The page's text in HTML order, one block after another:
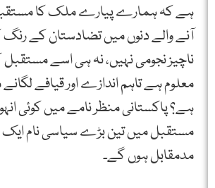
ہے کہ ہمارے پیارے ملک کا
آنے والے دنوں میں تضادستان کے رنگ
ناچیز نجومی نہیں، نہ ہی اسے
معلوم ہے تاہم اندازے اور قیافے
ہے؟ پاکستانی منظر نامے میں کوئی
مستقبل میں تین بڑے سیاسی نام
مدمقابل ہوں گے۔